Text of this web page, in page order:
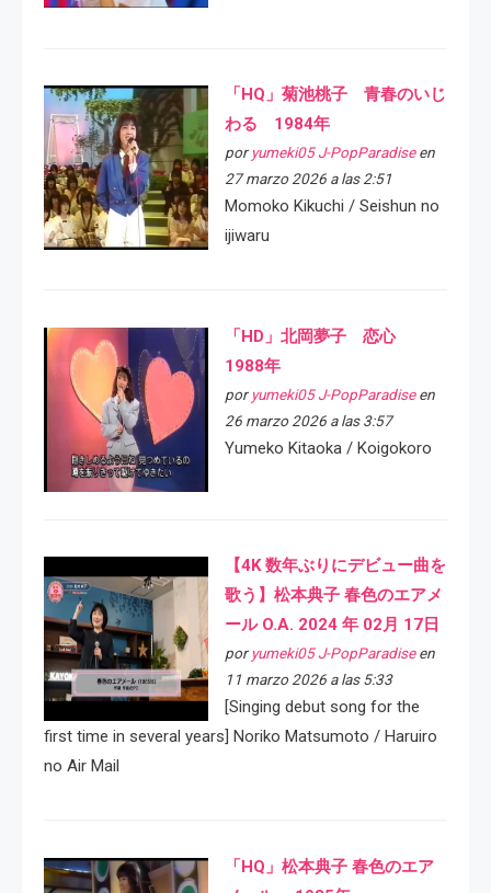
「HQ」菊池桃子 青春のいじ
わる 1984年
por yumeki05 J-PopParadiseen
27 marzo 2026 a las 2:51
Momoko Kikuchi / Seishun no
ijiwaru
「HD」北岡夢子 恋心
1988年
por yumeki05 J-PopParadiseen
26 marzo 2026 a las 3:57
Yumeko Kitaoka / Koigokoro
【4K 数年ぶりにデビュー曲を
歌う】松本典子 春色のエアメ
ール O.A. 2024 年 02月 17日
por yumeki05 J-PopParadiseen
11 marzo 2026 a las 5:33
[Singing debut song for the
first time in several years] Noriko Matsumoto / Haruiro
no Air Mail
「HQ」松本典子 春色のエア